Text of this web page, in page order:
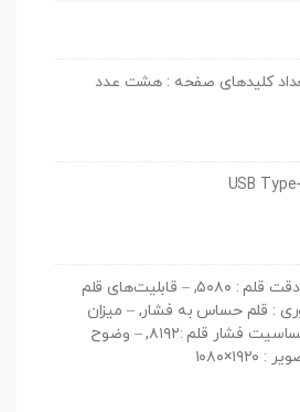
کلیدهای صفحه : هشت عدد
USB
– دقت قلم : ۵۰۸۰, – قابلیت‌های قلم
: قلم حساس به فشار, – میزان
حساسیت فشار قلم :۸۱۹۲, – وضوح
: ۱۹۲۰×۱۰۸۰